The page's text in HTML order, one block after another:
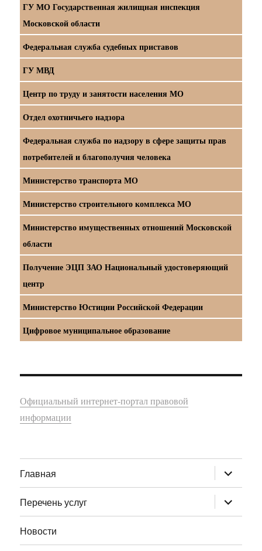
ГУ МО Государственная жилищная инспекция
Московской области
Федеральная служба судебных приставов
ГУ МВД
Центр по труду и занятости населения МО
Отдел охотничьего надзора
Федеральная служба по надзору в сфере защиты прав
потребителей и благополучия человека
Министерство транспорта МО
Министерство строительного комплекса МО
Министерство имущественных отношений Московской
области
Получение ЭЦП ЗАО Национальный удостоверяющий
центр
Министерство Юстиции Российской Федерации
Цифровое муниципальное образование
Официальный интернет-портал правовой
информации
Главная раскрыть
дочернее
меню
Перечень услуг
раскрыть
дочернее
меню
Новости